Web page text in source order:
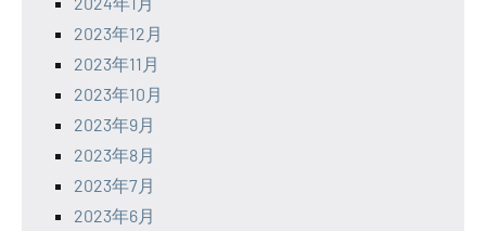
2023年12月
2023年11月
2023年10月
2023年9月
2023年8月
2023年7月
2023年6月